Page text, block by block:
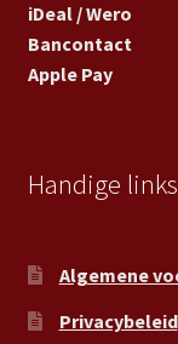
iDeal / Wero
Bancontact
Apple Pay
Handige links
Algemene
Privacybeleid